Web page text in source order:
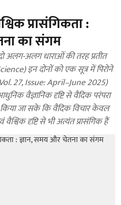
प्रासंगिकता :
का संगम
अलग-अलग धाराओं की तरह प्रतीत
इन दोनों को एक सूत्र में पिरोने
27, Issue: April–June 2025)
वैज्ञानिक दृष्टि से वैदिक परंपरा
किया जा सके कि वैदिक विचार केवल
वैश्विक दृष्टि से भी अत्यंत प्रासंगिक हैं